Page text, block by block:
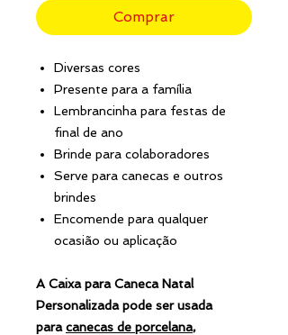
Comprar
Diversas cores
Presente para a família
Lembrancinha para festas de
final de ano
Brinde para colaboradores
Serve para canecas e outros
brindes
Encomende para qualquer
ocasião ou aplicação
A Caixa para Caneca Natal
Personalizada pode ser usada
paracanecas de porcelana,